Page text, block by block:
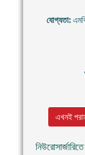
যোগ্যতা:
এখনই